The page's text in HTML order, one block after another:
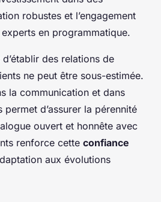
robustes et l’engagement
en programmatique.
des relations de
ne peut être sous-estimée.
la communication et dans
permet d’assurer la pérennité
ouvert et honnête avec
renforce cette confiance
aux évolutions